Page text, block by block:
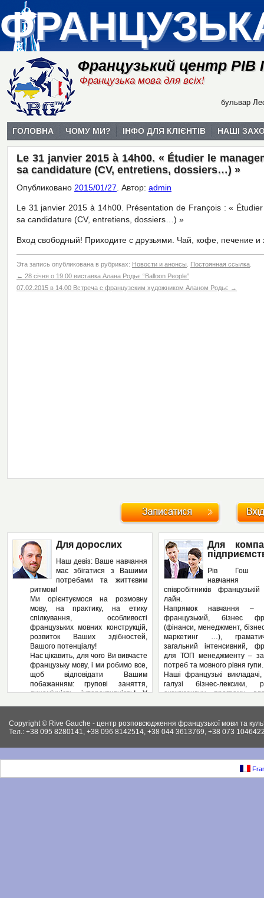
Французький центр
Французька мова для всіх!
бульвар
ГОЛОВНА ЧОМУ МИ? ІНФО ДЛЯ КЛІЄНТІВ НАШІ
Le 31 janvier 2015 à 14h00. « Étudier le
sa candidature (CV, entretiens, dossiers…) »
Опубликовано 2015/01/27 Автор: admin
Le 31 janvier 2015 à 14h00. Présentation de François : «
sa candidature (CV, entretiens, dossiers…) »
Вход свободный! Приходите с друзьями. Чай, кофе, печение
Эта запись опубликована в рубриках: Новости и анонсы Постоянная ссылка
← 28 січня о 19.00 виставка Алана Родьє “Balloon People”
07.02.2015 в 14.00 Встреча с французским художником Аланом Родьє →
Для дорослих
Наш девіз: Ваше навчання
має збігатися з Вашими
потребами та життєвим
ритмом!
Ми орієнтуємося на розмовну
мову, на практику, на етику
спілкування, особливості
французьких мовних конструкцій,
розвиток Ваших здібностей,
Вашого потенціалу!
Нас цікавить, для чого Ви вивчаєте
французьку мову, і ми робимо все,
щоб відповідати Вашим
побажанням: групові заняття,
динамічність, інтерактивність! У
педагогічного процесу! І як
результат – вільне володіння
працюємо на результат, а не на
кількість пройдених сторінок у
Крім того, Рів Гош пропонує
Для
Рів Гош
навчання
співробітників
лайн.
Напрямок навчання –
французький, бізнес
(фінанси, менеджмент,
маркетинг …),
загальний інтенсивний,
для ТОП менеджменту –
потреб та мовного рівня гупи.
Наші французькі
галузі бізнес-лексики,
ексклюзивну програму
Вашому підприємстві:
контрактів, укладання
документації, ведення
конференцій, маркетинг,
як і елементи права
господарське та інших.).
Copyright © Rive Gauche - центр розповсюдження французької мови та
Тел.: +38 095 8280141, +38 096 8142514, +38 044 3613769, +38 073